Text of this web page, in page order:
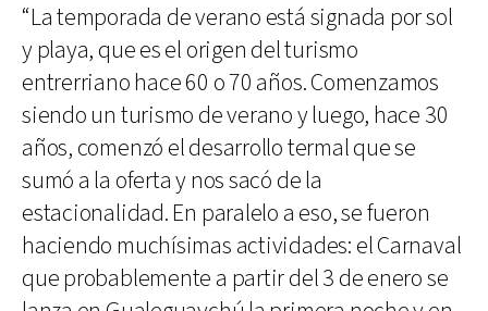
“La temporada de verano está signada por sol
y playa, que es el origen del turismo
entrerriano hace 60 o 70 años. Comenzamos
siendo un turismo de verano y luego, hace 30
años, comenzó el desarrollo termal que se
sumó a la oferta y nos sacó de la
estacionalidad. En paralelo a eso, se fueron
haciendo muchísimas actividades: el Carnaval
que probablemente a partir del 3 de enero se